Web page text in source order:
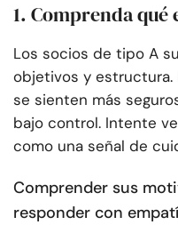
1. Comprenda qué
Los socios de tipo A
objetivos y estructura.
se sienten más
bajo control. Intente
como una señal de
Comprender sus
responder con